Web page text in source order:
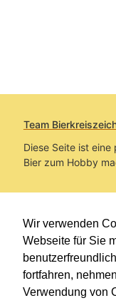
Wir verwenden
Webseite für Sie
fortfahren,
Verwendung von
Team
Diese Seite ist
Bier zum Hobby
Sie befinden sich
im Pfad:Übers Bier
Erstellt: 2023-08-25
Links